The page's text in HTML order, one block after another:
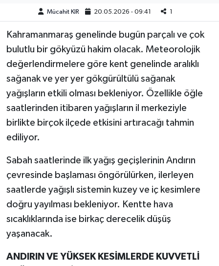
Mücahit KIR 20.05.2026 - 09:41 1
Kahramanmaraş genelinde bugün parçalı ve çok
bulutlu bir gökyüzü hakim olacak. Meteorolojik
değerlendirmelere göre kent genelinde aralıklı
sağanak ve yer yer gökgürültülü sağanak
yağışların etkili olması bekleniyor. Özellikle öğle
saatlerinden itibaren yağışların il merkeziyle
birlikte birçok ilçede etkisini artıracağı tahmin
ediliyor.
Sabah saatlerinde ilk yağış geçişlerinin Andırın
çevresinde başlaması öngörülürken, ilerleyen
saatlerde yağışlı sistemin kuzey ve iç kesimlere
doğru yayılması bekleniyor. Kentte hava
sıcaklıklarında ise birkaç derecelik düşüş
yaşanacak.
ANDIRIN VE YÜKSEK KESİMLERDE KUVVETLİ
KAHRAMANMARAŞ